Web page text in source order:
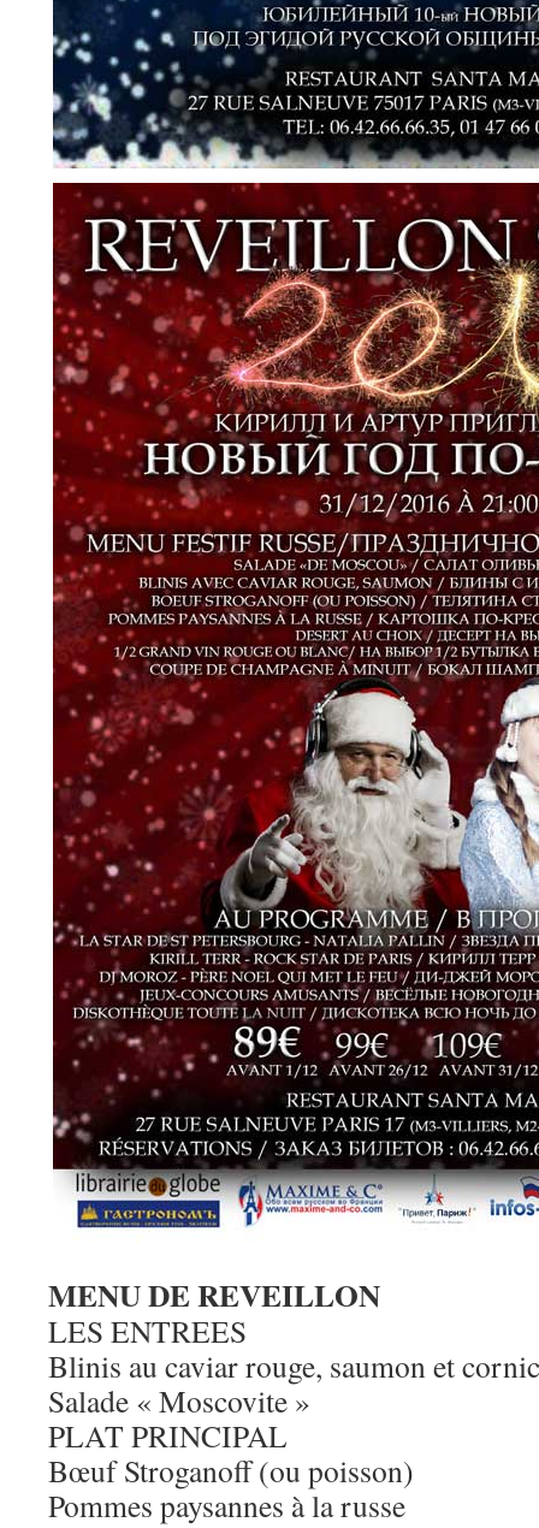
MENU DE REVEILLON
LES ENTREES
Blinis au caviar rouge, saumon et
Salade « Moscovite »
PLAT PRINCIPAL
Bœuf Stroganoff (ou poisson)
Pommes paysannes à la russe